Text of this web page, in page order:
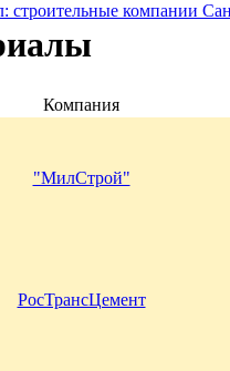
строительные компании
Компания
"МилСтрой"
РосТрансЦемент